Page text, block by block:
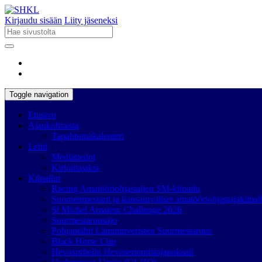
Kirjaudu sisään Liity jäseneksi
Toggle navigation
Etusivu
Ajankohtaista
Tapahtumakalenteri
Lehti
Mediatiedot
Kirjoittajaksi
Kilpailut
Racing Amatööriohjastajien SM-kilpailu
Suomenmestarit ja kansainväliset
St Michel Amateur Challenge 2026
Suurmestaruusajo
Pohjantähti Lämminveristen Suurmestaruus
Black Horse Cup
Hevosurheilu Hevosenomistajapokaali